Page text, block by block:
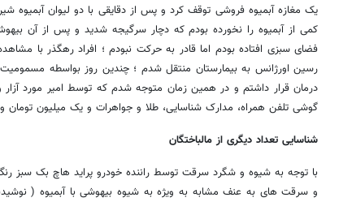
یک مغازه آبمیوه فروشی توقف کرد و پس از دقایقی با دو لیوان آبمیوه
کمی از آبمیوه را نخورده بودم که دچار سرگیجه شدید و پس از آن
فضای سبزی افتاده بودم اما قادر به حرکت نبودم ؛ افراد رهگذر با
رسین اورژانس به بیمارستان منتقل شدم ؛ چندین روز بواسطه
درمان قرار داشتم و در همین زمان متوجه شدم که توسط امیر مورد
گوشی تلفن همراه، مدارک شناسایی، طلا و جواهرات و یک میلیون تومان
شناسایی تعداد دیگری از مالباختگان
با توجه به شیوه و شگرد سرقت توسط راننده خودرو پراید هاچ بک سبز
و سرقت های به عنف مشابه به ویژه به شیوه بیهوشی با آبمیوه (